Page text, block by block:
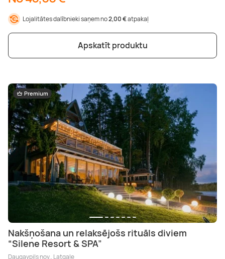
Lojalitātes dalībnieki saņem no2,00 €atpakaļ
Apskatīt produktu
Premium
Nakšņošana un relaksējošs rituāls diviem
“Silene Resort & SPA”
Daugavpils nov., Latgale